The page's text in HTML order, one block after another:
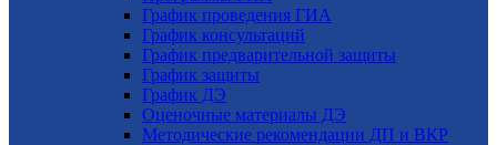
График проведения ГИА
График консультаций
График предварительной защиты
График защиты
График ДЭ
Оценочные материалы ДЭ
Методические рекомендации ДП и ВКР